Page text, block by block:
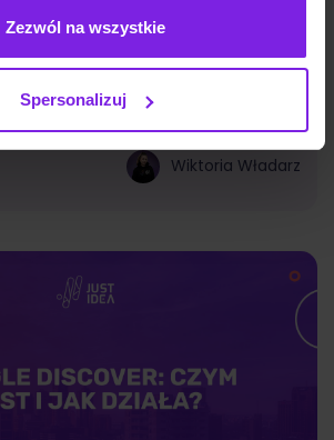
Zezwól na wszystkie
Spersonalizuj
reklam Meta Ads? Formaty
Wiktoria Władarz